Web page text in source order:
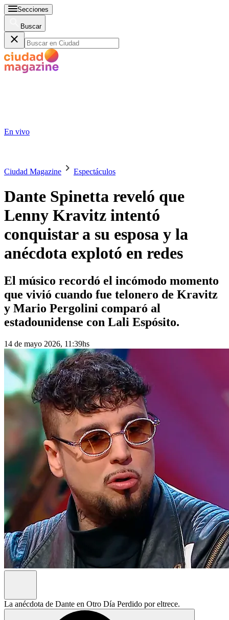
Secciones
Buscar
En vivo
Ciudad Magazine Espectáculos
Dante Spinetta reveló que
Lenny Kravitz intentó
conquistar a su esposa y la
anécdota explotó en redes
El músico recordó el incómodo momento
que vivió cuando fue telonero de Kravitz
y Mario Pergolini comparó al
estadounidense con Lali Espósito.
14 de mayo 2026, 11:39hs
La anécdota de Dante en Otro Día Perdido por eltrece.